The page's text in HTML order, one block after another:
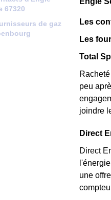
67320
de gaz
Les
Les
Total
peu
joindre
Direct
Direct
une